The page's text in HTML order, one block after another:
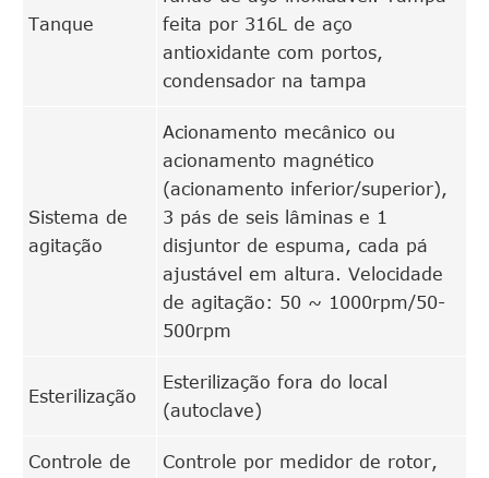
Tanque
feita por 316L de aço
antioxidante com portos,
condensador na tampa
Sistema de
agitação
Acionamento mecânico ou
acionamento magnético
(acionamento inferior/superior),
3 pás de seis lâminas e 1
disjuntor de espuma, cada pá
ajustável em altura. Velocidade
de agitação: 50 ~ 1000rpm/50-
500rpm
Esterilização
Esterilização fora do local
(autoclave)
Controle de
Controle por medidor de rotor,